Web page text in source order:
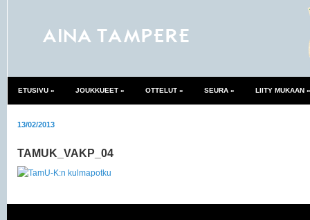
ETUSIVU » JOUKKUEET » OTTELUT » SEURA » LIITY MUKAAN »
13/02/2013
TAMUK_VAKP_04